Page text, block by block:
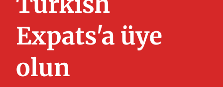
Expats'a üye
olun